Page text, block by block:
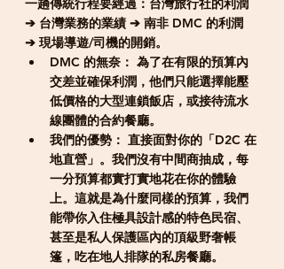
➔ 台灣業務的業績 ➔ 南非 DMC 的利潤
➔ 現場導遊/司機的開銷。
DMC 的無奈： 為了在有限的預算內
交差並確保利潤，他們只能選擇能壓
低價格的大型連鎖飯店，或接待流水
線團體的合約餐廳。
我們的優勢： 直接面對你的「D2C 在
地直營」 。我們沒有中間商抽成，每
一分預算都實打實地花在你的體驗
上。這就是為什麼同樣的預算，我們
能帶你入住極具設計感的特色民宿、
甚至是私人保護區內的頂級野奢帳
篷，吃在地人排隊的私房餐廳。